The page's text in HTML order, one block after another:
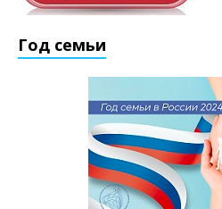
Год семьи